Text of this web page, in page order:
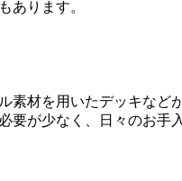
あります。
材を用いたデッキなど
が少なく、日々のお手